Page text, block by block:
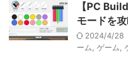
【PC
モードを
2024/4/28
ーム
ゲーム